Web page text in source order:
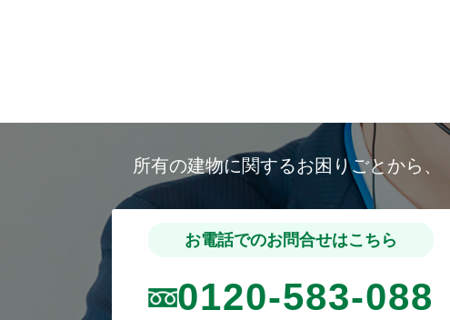
所有の建物に関するお困りごとから、
お電話でのお問合せはこちら
0120-583-088